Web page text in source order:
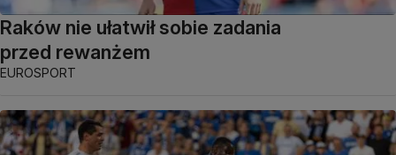
Raków nie ułatwił sobie zadania
przed rewanżem
EUROSPORT